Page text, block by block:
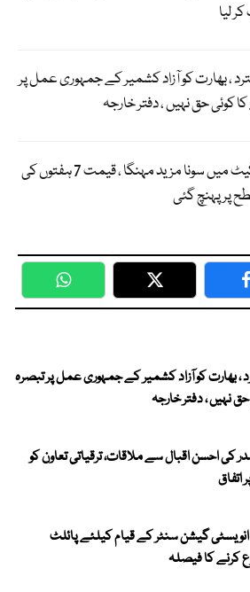
لیا
، بھارت کو آزاد کشمیر کے جمہوری عمل پر
کوئی حق نہیں ، دفتر خارجہ
عالمی مارکیٹ میں سونا مزید مہنگا ، قیمت 7 ہفتوں کی
پر پہنچ گئی
WhatsApp Twitter
، بھارت کو آزاد کشمیر کے جمہوری عمل پر تبصرہ
نہیں ، دفتر خارجہ
کی احسن اقبال سے ملاقات، ترقیاتی تعاون کو
انویسٹی گیشن سنٹر کے قیام کیلئے پائلٹ
کرنے کا فیصلہ